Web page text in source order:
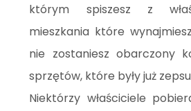
którym spiszesz z
mieszkania które
nie zostaniesz obarczony
sprzętów, które były już
Niektórzy właściciele